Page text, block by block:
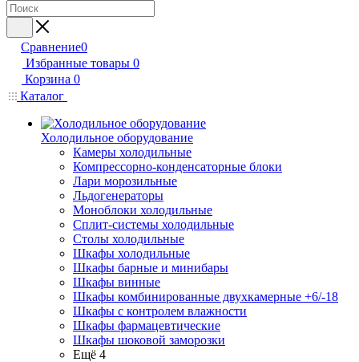
Сравнение0
Избранные товары 0
Корзина 0
Каталог
Холодильное оборудование
Камеры холодильные
Компрессорно-конденсаторные блоки
Лари морозильные
Льдогенераторы
Моноблоки холодильные
Сплит-системы холодильные
Столы холодильные
Шкафы холодильные
Шкафы барные и минибары
Шкафы винные
Шкафы комбинированные двухкамерные +6/-18
Шкафы с контролем влажности
Шкафы фармацевтические
Шкафы шоковой заморозки
Ещё 4